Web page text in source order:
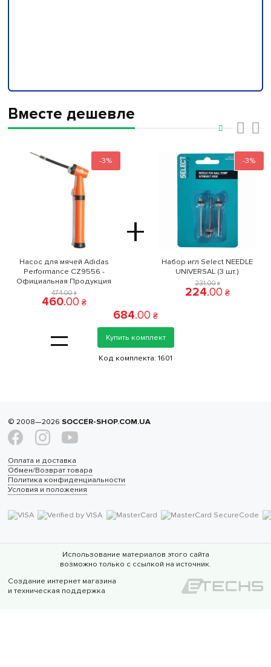
Вместе дешевле
-3%
+
Насос для мячей Adidas
Performance CZ9556 -
Официальная Продукция
474.00 ₴
460.00 ₴
-3%
Набор игл Select NEEDLE
UNIVERSAL (3 шт.)
231.00 ₴
224.00 ₴
=
684.00 ₴
Купить комплект
Код комплекта:1601
© 2008—2026 SOCCER-SHOP.COM.UA
Оплата и доставка
Обмен/Возврат товара
Политика конфиденциальности
Условия и положения
Использование материалов этого сайта
возможно только с ссылкой на источник.
Создание интернет магазина
и техническая поддержка